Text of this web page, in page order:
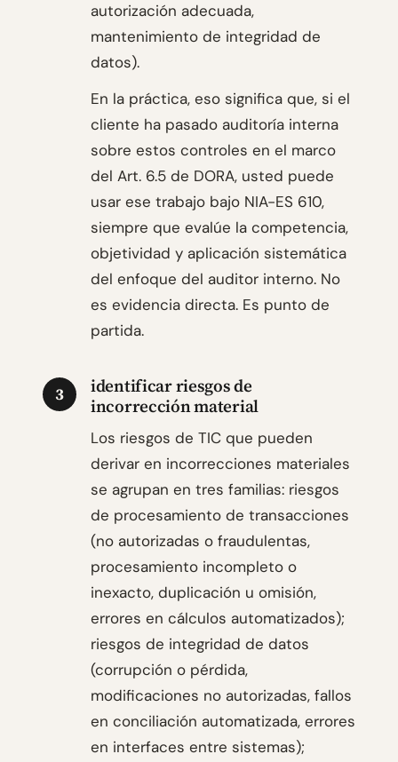
autorización adecuada,
mantenimiento de integridad de
datos).
En la práctica, eso significa que, si el
cliente ha pasado auditoría interna
sobre estos controles en el marco
del Art. 6.5 de DORA, usted puede
usar ese trabajo bajo NIA-ES 610,
siempre que evalúe la competencia,
objetividad y aplicación sistemática
del enfoque del auditor interno. No
es evidencia directa. Es punto de
partida.
3
identificar riesgos de
incorrección material
Los riesgos de TIC que pueden
derivar en incorrecciones materiales
se agrupan en tres familias: riesgos
de procesamiento de transacciones
(no autorizadas o fraudulentas,
procesamiento incompleto o
inexacto, duplicación u omisión,
errores en cálculos automatizados);
riesgos de integridad de datos
(corrupción o pérdida,
modificaciones no autorizadas, fallos
en conciliación automatizada, errores
en interfaces entre sistemas);